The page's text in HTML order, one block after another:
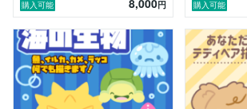
購入可能
円
購入可能